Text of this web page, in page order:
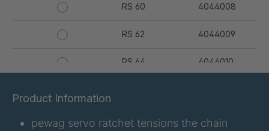
RS 60 4044008
RS 62 4044009
RS 64 4044010
4044012
Product Information
pewag servo ratchet tensions the chain